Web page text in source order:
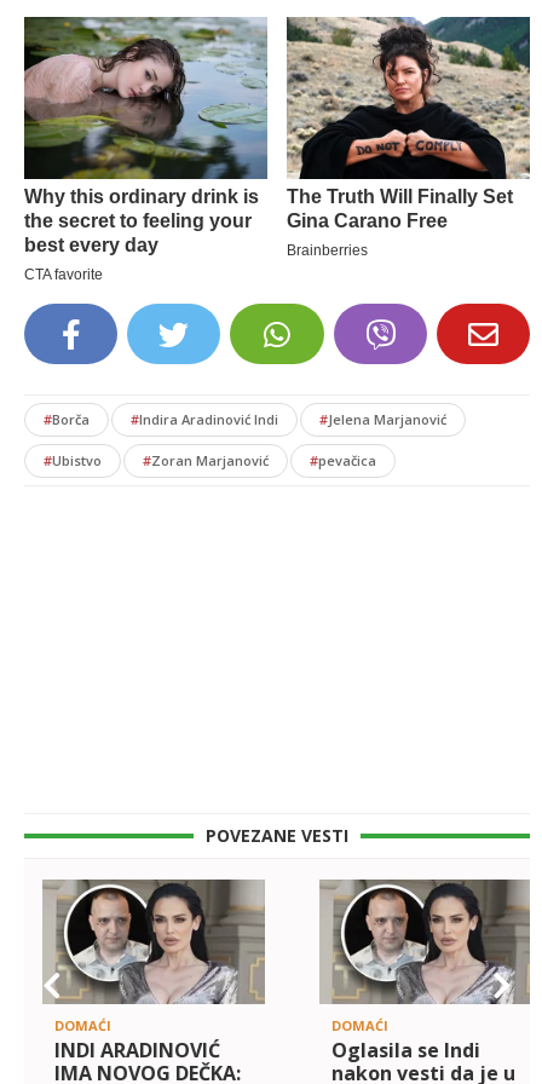
#Borča #Indira Aradinović Indi #Jelena Marjanović
#Ubistvo #Zoran Marjanović #pevačica
POVEZANE VESTI
DOMAĆI
INDI ARADINOVIĆ
IMA NOVOG DEČKA:
DOMAĆI
Oglasila se Indi
nakon vesti da je u